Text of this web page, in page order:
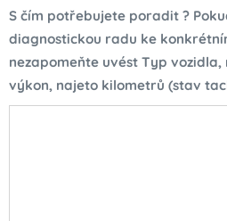
S čím potřebujete poradit ?
diagnostickou radu ke
nezapomeňte uvést Typ
výkon, najeto kilometrů (stav